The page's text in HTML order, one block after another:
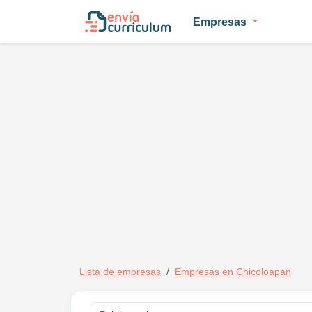
Empresas
Lista de empresas Empresas en Chicoloapan